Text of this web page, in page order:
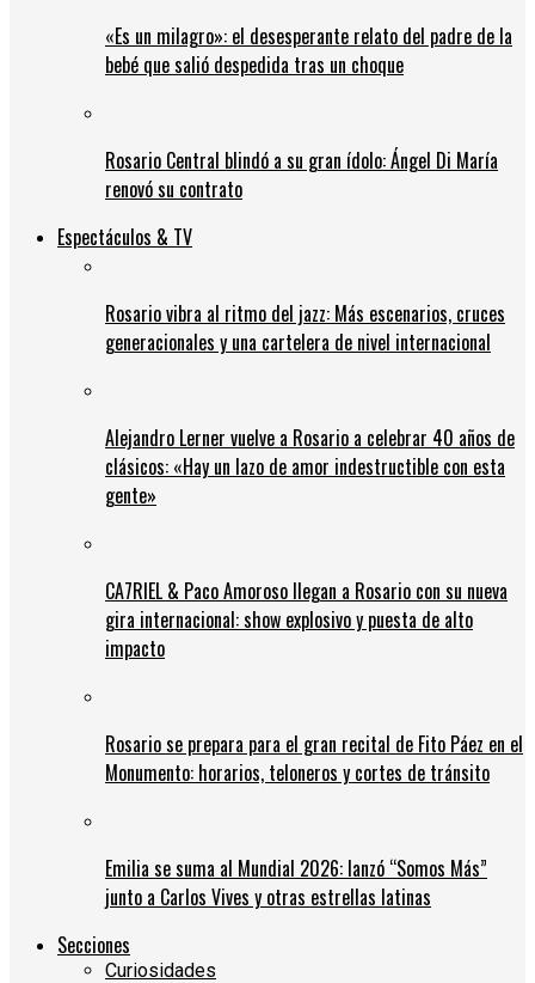
«Es un milagro»: el desesperante relato del padre de la
bebé que salió despedida tras un choque
Rosario Central blindó a su gran ídolo: Ángel Di María
renovó su contrato
Espectáculos & TV
Rosario vibra al ritmo del jazz: Más escenarios, cruces
generacionales y una cartelera de nivel internacional
Alejandro Lerner vuelve a Rosario a celebrar 40 años de
clásicos: «Hay un lazo de amor indestructible con esta
gente»
CA7RIEL & Paco Amoroso llegan a Rosario con su nueva
gira internacional: show explosivo y puesta de alto
impacto
Rosario se prepara para el gran recital de Fito Páez en el
Monumento: horarios, teloneros y cortes de tránsito
Emilia se suma al Mundial 2026: lanzó “Somos Más”
junto a Carlos Vives y otras estrellas latinas
Secciones
Curiosidades